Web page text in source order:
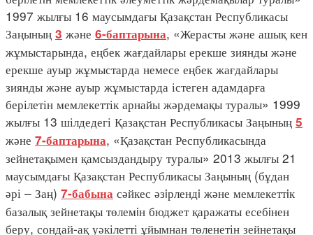
1997 жылғы 16 маусымдағы Қазақстан Республикасы
Заңының 3 және 6-баптарына, «Жерасты және ашық кен
жұмыстарында, еңбек жағдайлары ерекше зиянды және
ерекше ауыр жұмыстарда немесе еңбек жағдайлары
зиянды және ауыр жұмыстарда істеген адамдарға
берілетін мемлекеттік арнайы жәрдемақы туралы» 1999
жылғы 13 шілдедегі Қазақстан Республикасы Заңының 5
және 7-баптарына, «Қазақстан Республикасында
зейнетақымен қамсыздандыру туралы» 2013 жылғы 21
маусымдағы Қазақстан Республикасы Заңының (бұдан
әрі – Заң) 7-бабына сәйкес әзiрлендi және мемлекеттiк
базалық зейнетақы төлемiн бюджет қаражаты есебiнен
беру, сондай-ақ уәкілетті ұйымнан төленетін зейнетақы